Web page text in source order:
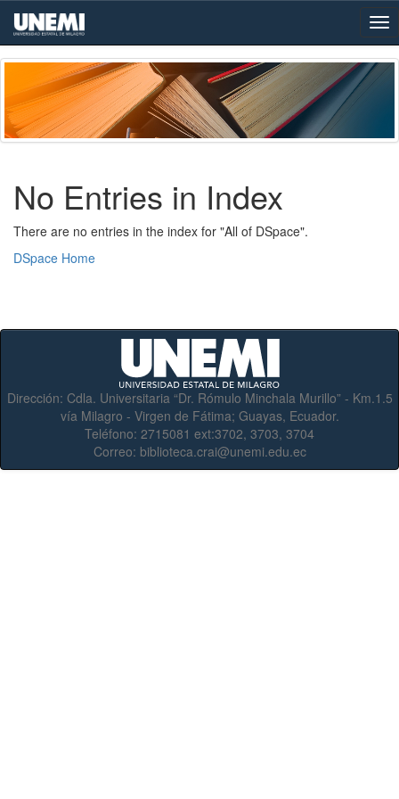
Skip
navigation
No Entries in Index
There are no entries in the index for "All of DSpace".
DSpace Home
Dirección: Cdla. Universitaria “Dr. Rómulo Minchala Murillo” - Km.1.5
vía Milagro - Virgen de Fátima; Guayas, Ecuador.
Teléfono: 2715081 ext:3702, 3703, 3704
Correo: biblioteca.crai@unemi.edu.ec